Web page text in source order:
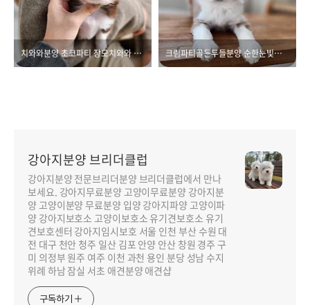
치와와분양 초코파티 장모치와와 땅꼼 크림파티골든두들분양 순한눈빛의 순백이
강아지분양 브리더클럽
강아지분양 전문브리더분양 브리더클럽에서 만나
보세요. 강아지무료분양 고양이무료분양 강아지분
양 고양이분양 무료분양 입양 강아지파양 고양이파
양 강아지보호소 고양이보호소 유기견보호소 유기
견보호센터 강아지임시보호 서울 인천 부산 수원 대
전 대구 천안 청주 일산 김포 안양 안산 창원 경주 구
미 의정부 원주 여주 이천 과천 용인 분당 성남 수지
위례 하남 잠실 서초 애견분양 애견샵
구독하기